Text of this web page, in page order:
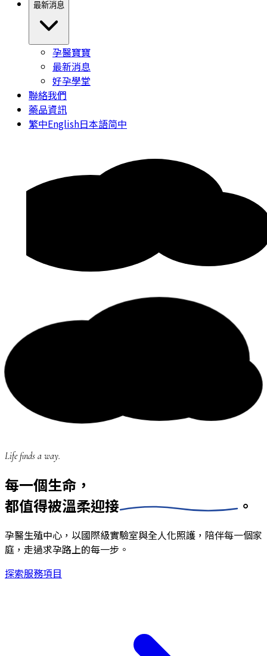
最新消息
孕醫寶寶
最新消息
好孕學堂
聯絡我們
藥品資訊
繁中English日本語简中
Life finds a way.
每一個生命，
都值得被溫柔迎接 。
孕醫生殖中心，以國際級實驗室與全人化照護，陪伴每一個家
庭，走過求孕路上的每一步。
探索服務項目